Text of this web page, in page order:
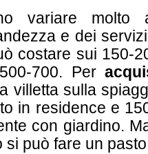
variare molto
e dei
costare sui 150-
700. Per
villetta sulla
in residence e
con giardino.
si può fare un